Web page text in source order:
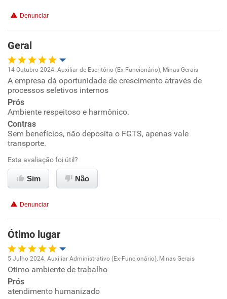
Recomenda a diretoria
Denunciar
Geral
Oportunidade de promoção
Ambiente de trabalho
Conciliação com a vida familiar
Benefícios
Recomenda esta empresa
14 Outubro 2024. Auxiliar de Escritório (Ex-Funcionário), Minas Gerais
A empresa dá oportunidade de crescimento através de
processos seletivos internos
Prós
Ambiente respeitoso e harmônico.
Contras
Sem benefícios, não deposita o FGTS, apenas vale
transporte.
Esta avaliação foi útil?
Sim Não
Denunciar
Ótimo lugar
Oportunidade de promoção
Ambiente de trabalho
5 Julho 2024. Auxiliar Administrativo (Ex-Funcionário), Minas Gerais
Otimo ambiente de trabalho
Prós
atendimento humanizado